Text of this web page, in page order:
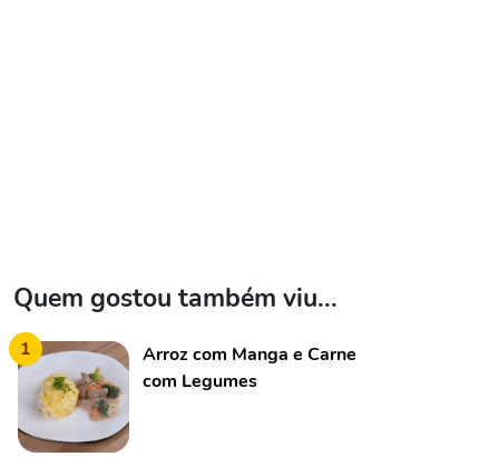
Quem gostou também viu...
1
Arroz com Manga e Carne
com Legumes